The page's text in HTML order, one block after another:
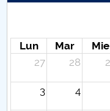
Lun Mar Mie
27
28
3 4